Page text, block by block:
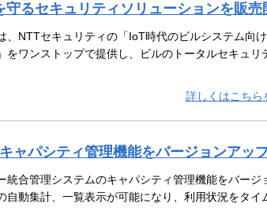
守るセキュリティソリューションを販売
、NTTセキュリティの「IoT時代のビルシステム向
をワンストップで提供し、ビルのトータルセキュリ
詳しくはこちら
ャパシティ管理機能をバージョンアッ
統合管理システムのキャパシティ管理機能をバージ
自動集計、一覧表示が可能になり、利用状況をタイ